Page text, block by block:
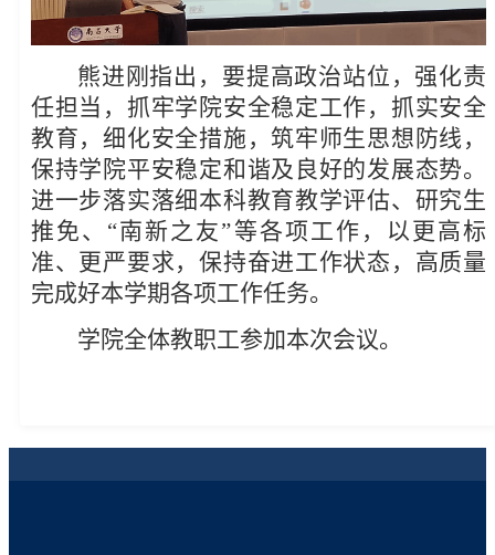
熊进刚指出，要提高政治站位，强化责
任担当，抓牢学院安全稳定工作，抓实安全
教育，细化安全措施，筑牢师生思想防线，
保持学院平安稳定和谐及良好的发展态势。
进一步落实落细本科教育教学评估、研究生
推免、“南新之友”等各项工作，以更高标
准、更严要求，保持奋进工作状态，高质量
完成好本学期各项工作任务。
学院全体教职工参加本次会议。